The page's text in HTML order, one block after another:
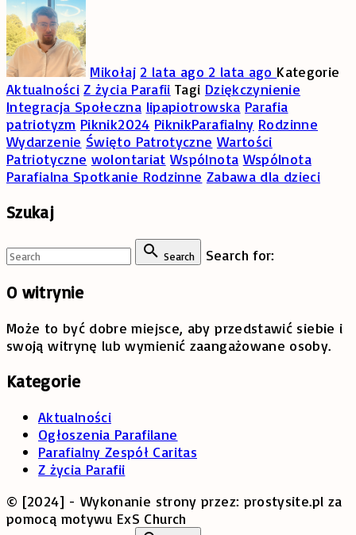
Mikołaj 2 lata ago 2 lata ago Kategorie
Aktualności Z życia Parafii Tagi Dziękczynienie
Integracja Społeczna lipapiotrowska Parafia
patriotyzm Piknik2024 PiknikParafialny Rodzinne
Wydarzenie Święto Patrotyczne Wartości
Patriotyczne wolontariat Wspólnota Wspólnota
Parafialna Spotkanie Rodzinne Zabawa dla dzieci
Szukaj
Search Search for:
O witrynie
Może to być dobre miejsce, aby przedstawić siebie i
swoją witrynę lub wymienić zaangażowane osoby.
Kategorie
Aktualności
Ogłoszenia Parafilane
Parafialny Zespół Caritas
Z życia Parafii
© [2024] - Wykonanie strony przez: prostysite.pl za
pomocą motywu ExS Church